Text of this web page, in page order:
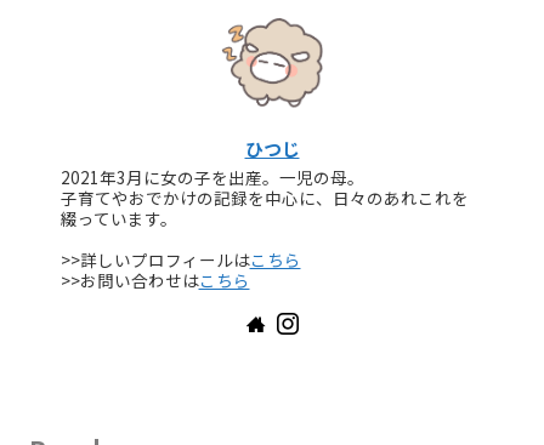
ひつじ
2021年3月に女の子を出産。一児の母。
子育てやおでかけの記録を中心に、日々のあれこれを
綴っています。
>>詳しいプロフィールはこちら
>>お問い合わせはこちら